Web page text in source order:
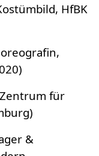
HfBK
für
&